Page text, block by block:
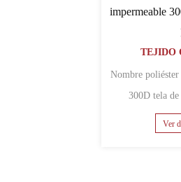
300D300DRIPSTOP-CATION
catión poliéster ripstop tela ......